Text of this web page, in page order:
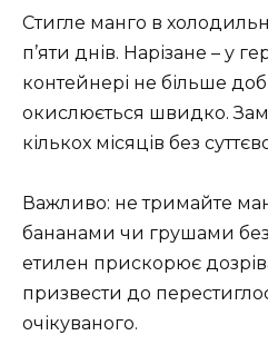
Стигле манго в
п’яти днів. Нарізане – у
контейнері не більше
окислюється швидко.
кількох місяців без
Важливо: не тримайте
бананами чи грушами без
етилен прискорює
призвести до
очікуваного.